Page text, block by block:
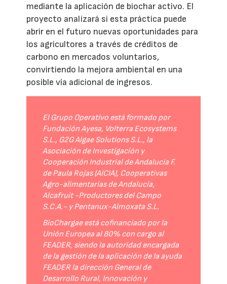
mediante la aplicación de biochar activo. El
proyecto analizará si esta práctica puede
abrir en el futuro nuevas oportunidades para
los agricultores a través de créditos de
carbono en mercados voluntarios,
convirtiendo la mejora ambiental en una
posible vía adicional de ingresos.
El Grupo Operativo está formado por
Fundación Ayesa, Volterra Ecosystems
S.L., G2G Algae Solutions S.L., la
Asociación de Investigación y
Cooperación Industrial de Andalucía F.
de Paula Rojas (AICIA), Cooperativas
Agro-alimentarias de Andalucía,
Alcafruit -Productores del Campo
S.C.A.- y Pentanux-Almoxata S.L.
BioChargae está cofinanciado por la
Unión Europea al 80% con cargo al
FEADER, siendo la autoridad encargada
de la gestión de la aplicación de la ayuda
FEADER la dirección General de
Desarrollo Rural, Innovación y